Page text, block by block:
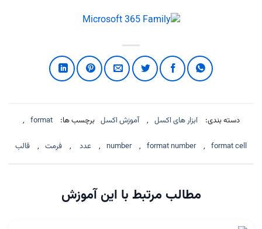
دسته بندی: ابزار های اکسل , آموزش اکسل برچسب ها: format
,
format cell
,
format number
,
number
, عدد , فرمت , قالب
مطالب مرتبط با این آموزش